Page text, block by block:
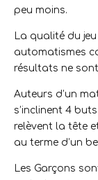
peu moins.
La qualité du
automatismes
résultats ne
Auteurs d’un
s’inclinent 4
relèvent la tête
au terme d’un
Les Garçons